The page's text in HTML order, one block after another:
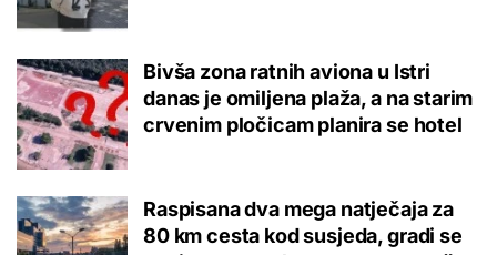
Bivša zona ratnih aviona u Istri
danas je omiljena plaža, a na starim
crvenim pločicam planira se hotel
Raspisana dva mega natječaja za
80 km cesta kod susjeda, gradi se